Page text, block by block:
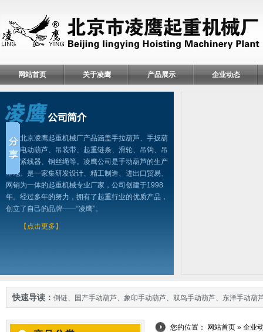
网站首页 关于凌鹰 产品展示 企业动态
北京凌鹰起重机械厂产品涵盖手拉葫芦、手扳葫
芦、电动葫芦、吊装带、起重链条、滑轮、吊钩、吊
具、紧线器、钢丝绳等。凌鹰公司是手动葫芦的生产
基地。是一家集研发设计、精工制造、进出口贸易、
网销为一体的起重机械专业厂家，公司创建于1998
年。经过多年的努力，拥有了起重行业的优质产品，
创立了自己的品牌——“凌鹰”。
【点击更多】
快速导读： 倒链、 国产手动葫芦、 象印手动葫芦、 双鸟手动葫芦、 东洋手动葫
您的位置： 网站首页 » 企业